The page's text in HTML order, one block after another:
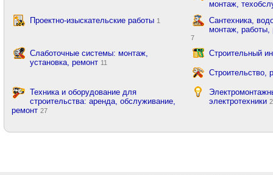
монтаж,
Проектно-изыскательские работы 1
Сантехника,
монтаж, работы,
7
Слаботочные системы: монтаж,
установка, ремонт 11
Строительный
Строительство,
Техника и оборудование для
строительства: аренда, обслуживание,
ремонт 27
электротехники